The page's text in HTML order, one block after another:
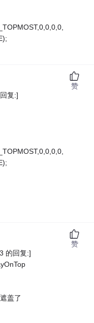
复:]
赞
的回复:]
盖了
赞